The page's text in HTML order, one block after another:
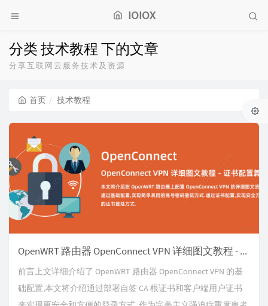
IOIOX
分类 技术教程 下的文章
分享互联网云服务技术及资源
首页 技术教程
OpenWRT 路由器 OpenConnect VPN 详细图文教程 - 证书配置篇
前言上文详细介绍了 OpenWRT 路由器 OpenConnect VPN 的基
础配置,本文将介绍通过部署自签 CA 根证书和客户端用户证书